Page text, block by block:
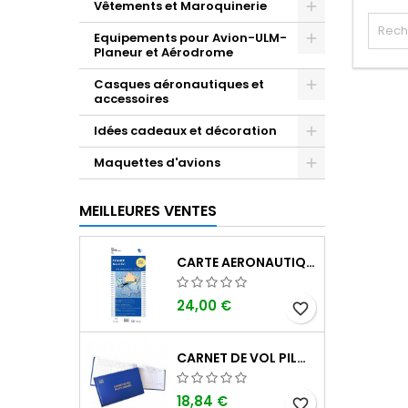
Vêtements et Maroquinerie
Equipements pour Avion-ULM-
Planeur et Aérodrome
Casques aéronautiques et
accessoires
Idées cadeaux et décoration
Maquettes d'avions
MEILLEURES VENTES
CARTE AERONAUTIQUE OACI SIA FRANCE NORD EST 2026 AU 1/500 000
24,00 € favorite_border
CARNET DE VOL PILOTE EASA "AVIONS/HÉLICOPTÈRES" DGAC
18,84 €